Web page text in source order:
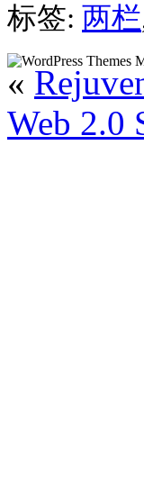
标签: 两栏
«
Web 2.0